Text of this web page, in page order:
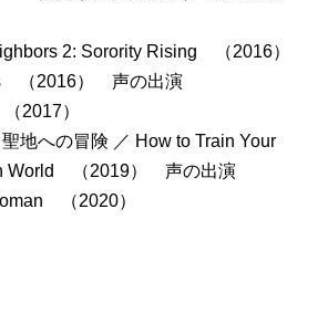
2: Sorority Rising （2016）
（2016） 声の出演
（2017）
地への冒険 ／ How to Train Your
World （2019） 声の出演
（2020）